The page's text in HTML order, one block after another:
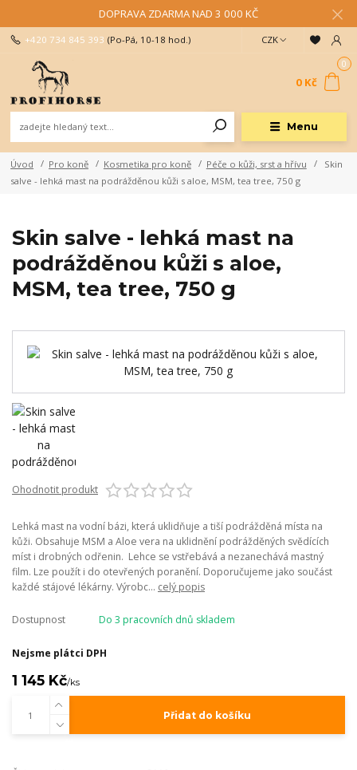
DOPRAVA ZDARMA NAD 3 000 KČ
Menu
CZK
+420 734 845 393 (Po-Pá, 10-18 hod.)
0
0 Kč
Úvod Pro koně Kosmetika pro koně Péče o kůži, srst a hřívu
Skin
salve - lehká mast na podrážděnou kůži s aloe, MSM, tea tree, 750 g
Skin salve - lehká mast na
podrážděnou kůži s aloe,
MSM, tea tree, 750 g
Ohodnotit produkt
Lehká mast na vodní bázi, která uklidňuje a tiší podrážděná místa na
kůži. Obsahuje MSM a Aloe vera na uklidnění podrážděných svědících
míst i drobných odřenin. Lehce se vstřebává a nezanechává mastný
film. Lze použít i do otevřených poranění. Doporučujeme jako součást
každé stájové lékárny. Výrobc... celý popis
Dostupnost Do 3 pracovních dnů skladem
Nejsme plátci DPH
1 145 Kč/ks
Přidat do košíku